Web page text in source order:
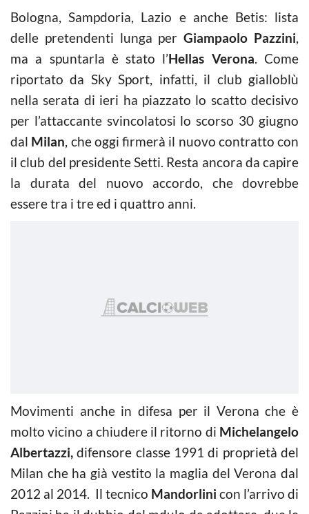
Bologna, Sampdoria, Lazio e anche Betis: lista
delle pretendenti lunga perGiampaolo Pazzini,
ma a spuntarla è stato l’Hellas Verona. Come
riportato da Sky Sport, infatti, il club gialloblù
nella serata di ieri ha piazzato lo scatto decisivo
per l’attaccante svincolatosi lo scorso 30 giugno
dal Milan, che oggi firmerà il nuovo contratto con
il club del presidente Setti. Resta ancora da capire
la durata del nuovo accordo, che dovrebbe
essere tra i tre ed i quattro anni.
Movimenti anche in difesa per il Verona che è
molto vicino a chiudere il ritorno di Michelangelo
Albertazzi, difensore classe 1991 di proprietà del
Milan che ha già vestito la maglia del Verona dal
2012 al 2014. Il tecnico Mandorlini con l’arrivo di